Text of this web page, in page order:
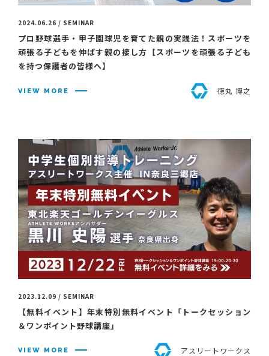
2024.06.26 / SEMINAR
プロ野球選手・甲子園球児を育てた親の実践法！スポーツを
頑張る子どもを伸ばす親の接し方【スポーツを頑張る子ども
を持つ保護者の皆様へ】
VIEW MORE 徳丸 博之
2023.12.09 / SEMINAR
【無料イベント】年末特別無料イベント「トークセッション
＆ワンポイント野球講座」
VIEW MORE アスリートワークス